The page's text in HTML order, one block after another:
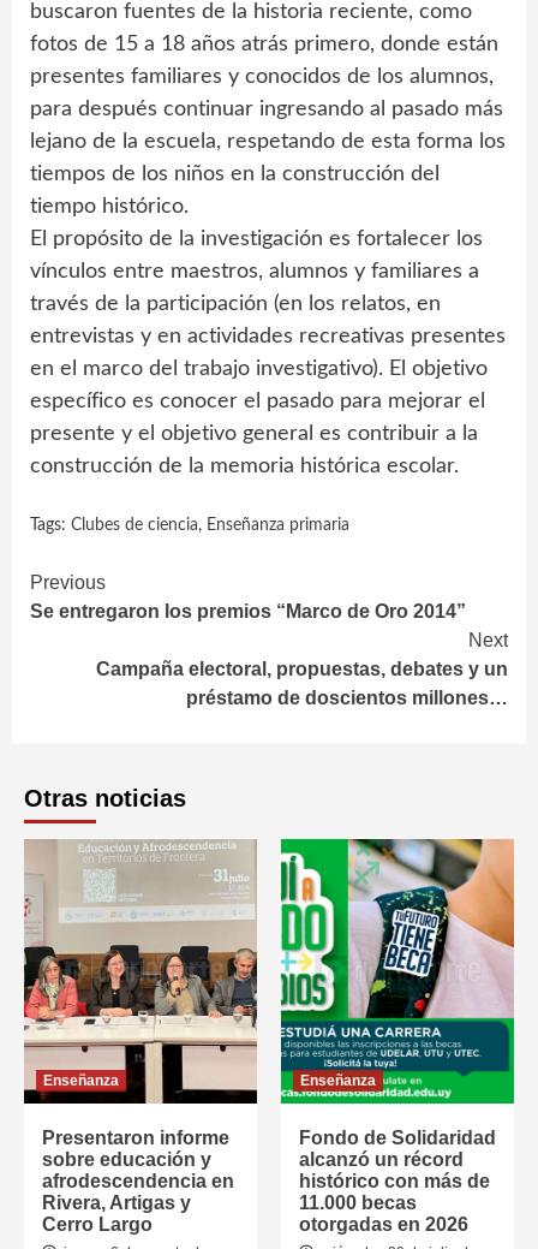
buscaron fuentes de la historia reciente, como
fotos de 15 a 18 años atrás primero, donde están
presentes familiares y conocidos de los alumnos,
para después continuar ingresando al pasado más
lejano de la escuela, respetando de esta forma los
tiempos de los niños en la construcción del
tiempo histórico.
El propósito de la investigación es fortalecer los
vínculos entre maestros, alumnos y familiares a
través de la participación (en los relatos, en
entrevistas y en actividades recreativas presentes
en el marco del trabajo investigativo). El objetivo
específico es conocer el pasado para mejorar el
presente y el objetivo general es contribuir a la
construcción de la memoria histórica escolar.
Tags: Clubes de ciencia, Enseñanza primaria
Continue
Reading
Previous
Se entregaron los premios “Marco de Oro 2014”
Next
Campaña electoral, propuestas, debates y un
préstamo de doscientos millones…
Otras noticias
Enseñanza
Presentaron informe
sobre educación y
afrodescendencia en
Rivera, Artigas y
Cerro Largo
Enseñanza
Fondo de Solidaridad
alcanzó un récord
histórico con más de
11.000 becas
otorgadas en 2026